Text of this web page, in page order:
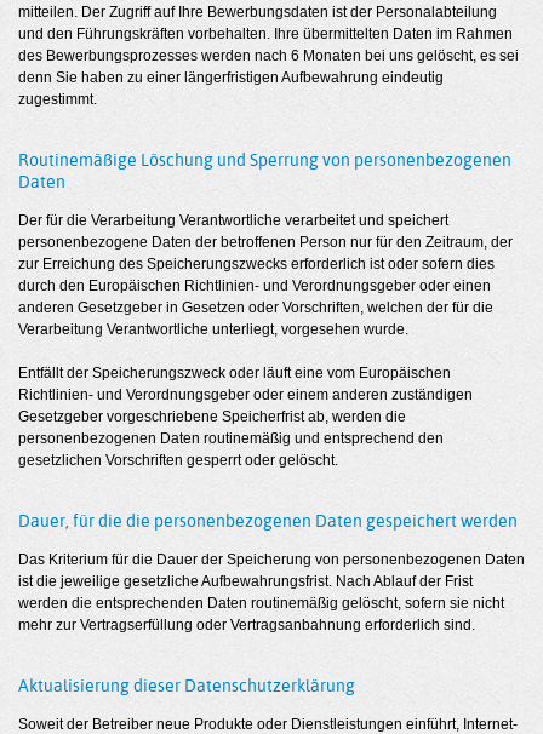
mitteilen. Der Zugriff auf Ihre Bewerbungsdaten ist der Personalabteilung
und den Führungskräften vorbehalten. Ihre übermittelten Daten im Rahmen
des Bewerbungsprozesses werden nach 6 Monaten bei uns gelöscht, es sei
denn Sie haben zu einer längerfristigen Aufbewahrung eindeutig
zugestimmt.
Routinemäßige Löschung und Sperrung von personenbezogenen
Daten
Der für die Verarbeitung Verantwortliche verarbeitet und speichert
personenbezogene Daten der betroffenen Person nur für den Zeitraum, der
zur Erreichung des Speicherungszwecks erforderlich ist oder sofern dies
durch den Europäischen Richtlinien- und Verordnungsgeber oder einen
anderen Gesetzgeber in Gesetzen oder Vorschriften, welchen der für die
Verarbeitung Verantwortliche unterliegt, vorgesehen wurde.
Entfällt der Speicherungszweck oder läuft eine vom Europäischen
Richtlinien- und Verordnungsgeber oder einem anderen zuständigen
Gesetzgeber vorgeschriebene Speicherfrist ab, werden die
personenbezogenen Daten routinemäßig und entsprechend den
gesetzlichen Vorschriften gesperrt oder gelöscht.
Dauer, für die die personenbezogenen Daten gespeichert werden
Das Kriterium für die Dauer der Speicherung von personenbezogenen Daten
ist die jeweilige gesetzliche Aufbewahrungsfrist. Nach Ablauf der Frist
werden die entsprechenden Daten routinemäßig gelöscht, sofern sie nicht
mehr zur Vertragserfüllung oder Vertragsanbahnung erforderlich sind.
Aktualisierung dieser Datenschutzerklärung
Soweit der Betreiber neue Produkte oder Dienstleistungen einführt, Internet-